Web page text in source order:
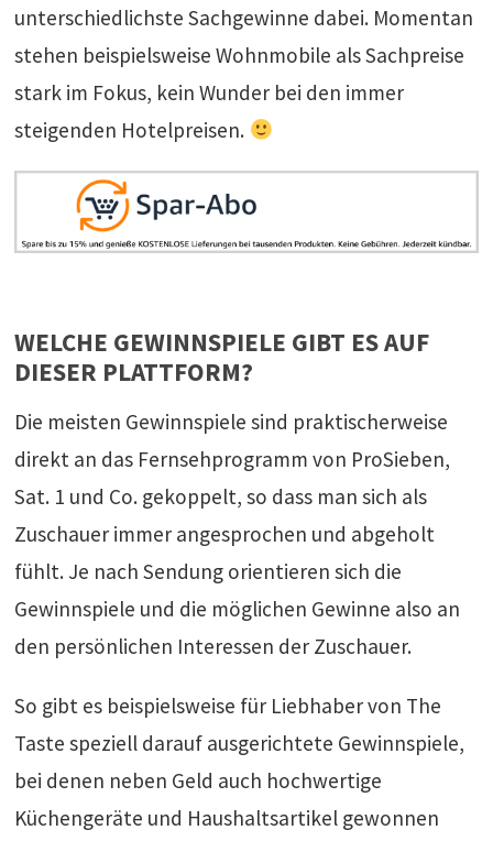
unterschiedlichste Sachgewinne dabei. Momentan
stehen beispielsweise Wohnmobile als Sachpreise
stark im Fokus, kein Wunder bei den immer
steigenden Hotelpreisen.
WELCHE GEWINNSPIELE GIBT ES AUF
DIESER PLATTFORM?
Die meisten Gewinnspiele sind praktischerweise
direkt an das Fernsehprogramm von ProSieben,
Sat. 1 und Co. gekoppelt, so dass man sich als
Zuschauer immer angesprochen und abgeholt
fühlt. Je nach Sendung orientieren sich die
Gewinnspiele und die möglichen Gewinne also an
den persönlichen Interessen der Zuschauer.
So gibt es beispielsweise für Liebhaber von The
Taste speziell darauf ausgerichtete Gewinnspiele,
bei denen neben Geld auch hochwertige
Küchengeräte und Haushaltsartikel gewonnen